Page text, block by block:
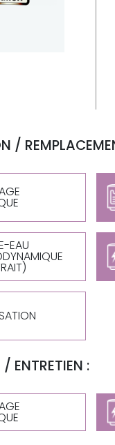
/
EAU
ENTRETIEN :